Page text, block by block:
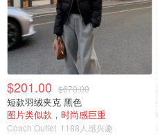
$201.00 $670.00
短款羽绒夹克 黑色
图片类似款，时尚感巨重
Coach Outlet 1188人感兴趣